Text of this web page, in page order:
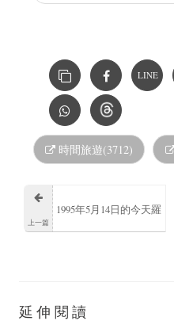
LINE
時間旅遊(3712)
上一篇
1995年5月14日的今天羅
延伸閱讀